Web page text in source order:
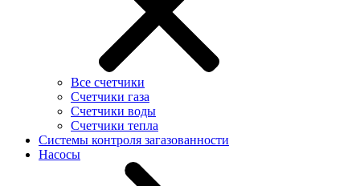
Все счетчики
Счетчики газа
Счетчики воды
Счетчики тепла
Системы контроля загазованности
Насосы